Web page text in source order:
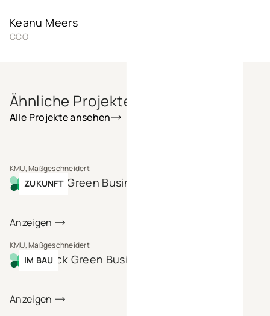
Keanu Meers
CCO
Ähnliche Projekte
Alle Projekte ansehen
Bönen Green Business Park
KMU, Maßgeschneidert
ZUKUNFT
Anzeigen
Lübeck Green Business Park
KMU, Maßgeschneidert
IM BAU
Anzeigen